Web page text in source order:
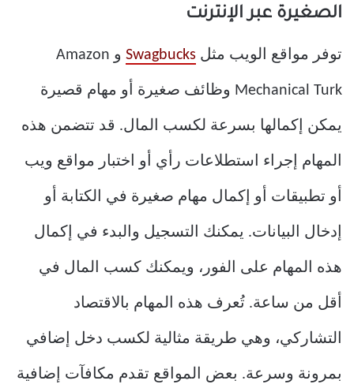
الصغيرة عبر الإنترنت
توفر مواقع الويب مثل Swagbucks و Amazon
Mechanical Turk وظائف صغيرة أو مهام قصيرة
يمكن إكمالها بسرعة لكسب المال. قد تتضمن هذه
المهام إجراء استطلاعات رأي أو اختبار مواقع ويب
أو تطبيقات أو إكمال مهام صغيرة في الكتابة أو
إدخال البيانات. يمكنك التسجيل والبدء في إكمال
هذه المهام على الفور، ويمكنك كسب المال في
أقل من ساعة. تُعرف هذه المهام بالاقتصاد
التشاركي، وهي طريقة مثالية لكسب دخل إضافي
بمرونة وسرعة. بعض المواقع تقدم مكافآت إضافية